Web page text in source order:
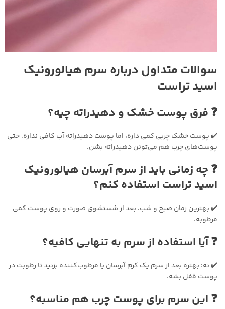
سوالات متداول درباره سرم هیالورونیک
اسید تراست
❓ فرق پوست خشک و دهیدراته چیه؟
✔️ پوست خشک چربی کمی داره، اما پوست دهیدراته آب کافی نداره. حتی
پوست‌های چرب هم می‌تونن دهیدراته بشن.
❓ چه زمانی باید از سرم آبرسان هیالورونیک
اسید تراست استفاده کنم؟
✔️ بهترین زمان صبح و شب، بعد از شستشوی صورت و روی پوست کمی
مرطوبه.
❓ آیا استفاده از سرم به تنهایی کافیه؟
✔️ نه؛ بهتره بعد از سرم یک کرم آبرسان یا مرطوب‌کننده بزنید تا رطوبت در
پوست قفل بشه.
❓ این سرم برای پوست چرب هم مناسبه؟